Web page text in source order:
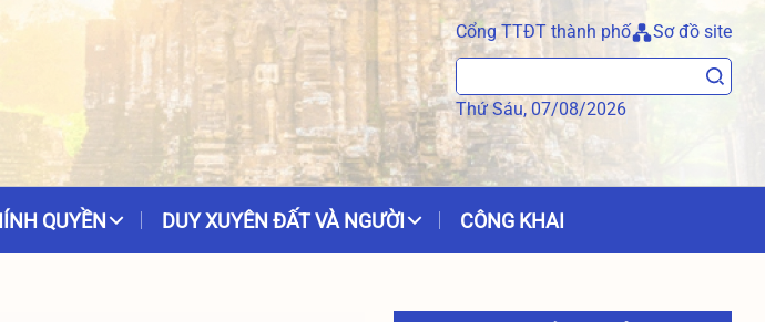
Cổng TTĐT thành phố Sơ đồ site
Thứ Sáu, 07/08/2026
QUYỀN DUY XUYÊN ĐẤT VÀ NGƯỜI CÔNG KHAI